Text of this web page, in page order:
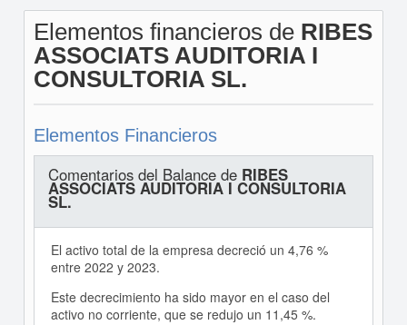
Elementos financieros de RIBES
ASSOCIATS AUDITORIA I
CONSULTORIA SL.
Elementos Financieros
Comentarios del Balance de RIBES
ASSOCIATS AUDITORIA I CONSULTORIA
SL.
El activo total de la empresa decreció un 4,76 %
entre 2022 y 2023.
Este decrecimiento ha sido mayor en el caso del
activo no corriente, que se redujo un 11,45 %.